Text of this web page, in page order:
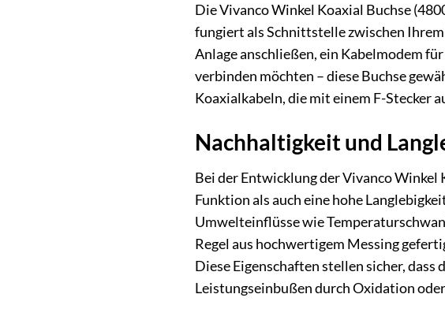
Die Vivanco Winkel Koaxial Buchse
fungiert als Schnittstelle zwischen Ihrem
Anlage anschließen, ein Kabelmodem
verbinden möchten – diese Buchse
Koaxialkabeln, die mit einem F-Stecker
Nachhaltigkeit und
Bei der Entwicklung der Vivanco
Funktion als auch eine hohe
Umwelteinflüsse wie
Regel aus hochwertigem Messing
Diese Eigenschaften stellen sicher, dass
Leistungseinbußen durch Oxidation